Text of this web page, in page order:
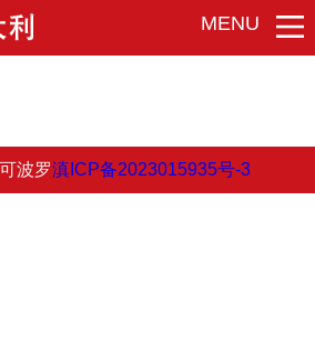
MENU
波罗滇ICP备2023015935号-3